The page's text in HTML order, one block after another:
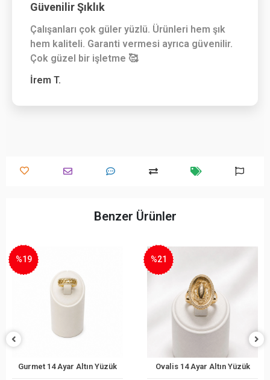
Güvenilir Şıklık
Çalışanları çok güler yüzlü. Ürünleri hem şık
hem kaliteli. Garanti vermesi ayrıca güvenilir.
Çok güzel bir işletme 🥰
İrem T.
Benzer Ürünler
Sepete Ekle
Gurmet 14 Ayar Altın Yüzük
%19
Sepete Ekle
Ovalis 14 Ayar Altın Yüzük
%21